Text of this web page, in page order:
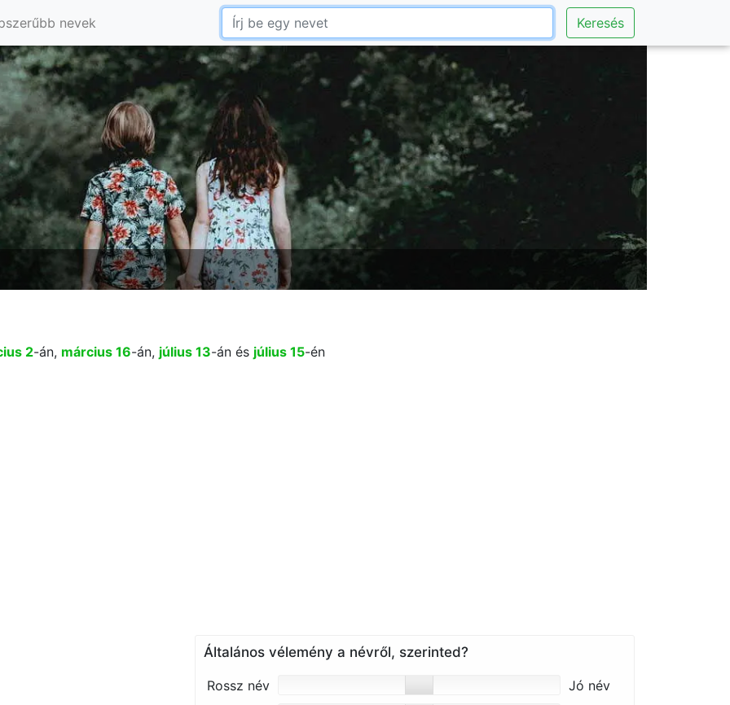
nevek Keresés
2-án, március 16-án, július 13-án és július 15-én
Általános vélemény a névről, szerinted?
Rossz név
Jó név